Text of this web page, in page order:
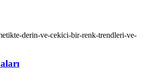
derin-ve-cekici-bir-renk-trendleri-ve-